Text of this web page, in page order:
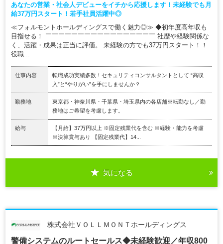
あなたの営業・社会人デビューをイチから応援します！未経験でも月
給37万円スタート！若手社員活躍中◎
≪フォルモントホールディングスで働く魅力◎≫ ◆初年度高年収も
目指せる！ ￣￣￣￣￣￣￣￣￣￣￣￣￣￣￣￣￣ 社歴や経験関係な
く、活躍・成果は正当に評価。 未経験の方でも37万円スタート！！
役職...
仕事内容
転職成功実績多数！セキュリティコンサルタントとして “高収
入”と“やりがい”を手にしませんか？
勤務地
東京都・神奈川県・千葉県・埼玉県内の各店舗※転勤なし／勤
務地はご希望を考慮します。
給与
【月給】37万円以上 ※固定残業代を含む ※経験・能力を考慮
※決算賞与あり 【固定残業代】14...
気になる
株式会社ＶＯＬＬＭＯＮＴホールディングス
警備システムのルートセールス◆未経験歓迎／年収800